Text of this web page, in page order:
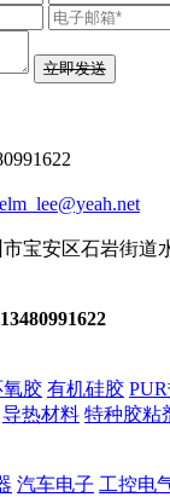
立即发送
宝安区石岩街道
氧胶 有机硅胶
导热材料 特种胶粘
汽车电子 工控电